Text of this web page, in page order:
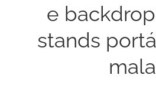
e
stands
mala